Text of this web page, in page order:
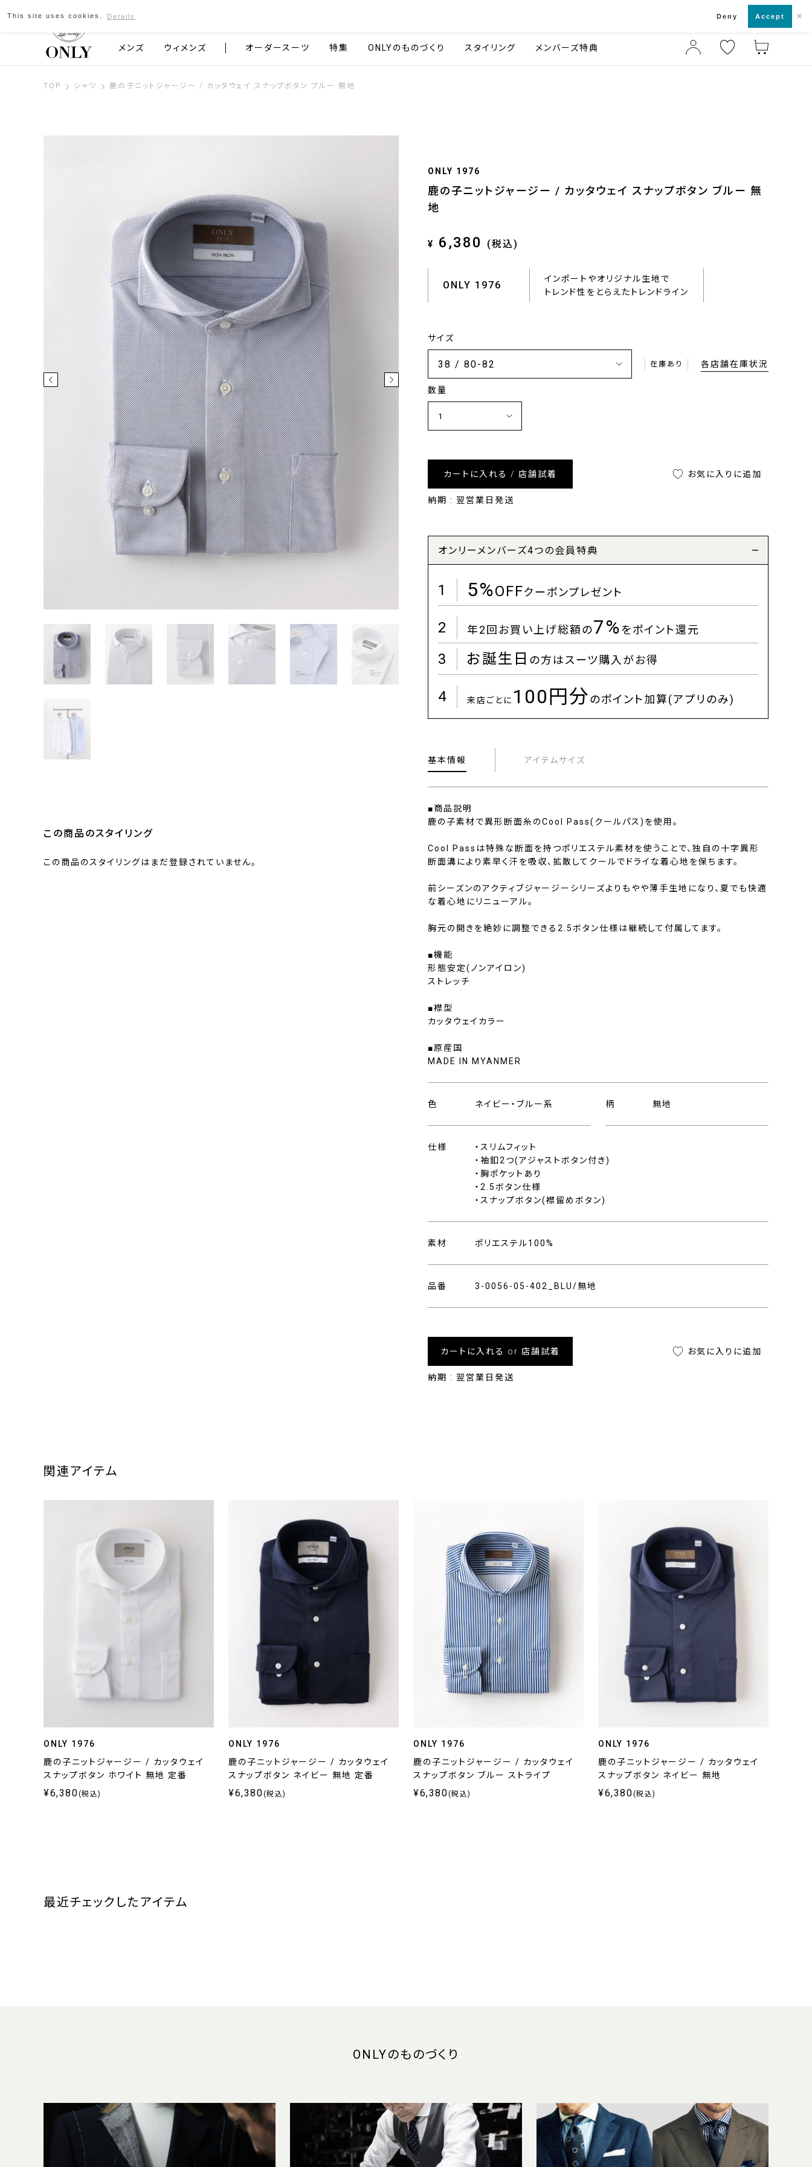
京都発のスーツブランド ONLY
メンズ ウィメンズ オーダースーツ 特集 ONLYのものづくり スタイリング メンバーズ特典
TOP シャツ 鹿の子ニットジャージー / カッタウェイ スナップボタン ブルー 無地
ONLY 1976
鹿の子ニットジャージー / カッタウェイ スナップボタン ブルー 無
地
¥ 6,380 (税込)
ONLY 1976
インポートやオリジナル生地で
トレンド性をとらえたトレンドライン
サイズ
在庫あり 各店舗在庫状況
数量
カートに入れる / 店舗試着
納期 : 翌営業日発送
お気に入りに追加
オンリーメンバーズ4つの会員特典
1 5%OFFクーポンプレゼント
2 年2回お買い上げ総額の7%をポイント還元
3 お誕生日 の方はスーツ購入がお得
4 来店ごとに 100円分のポイント加算(アプリのみ)
基本情報 アイテムサイズ
■商品説明
鹿の子素材で異形断面糸のCool Pass(クールパス)を使用。
Cool Passは特殊な断面を持つポリエステル素材を使うことで、独自の十字異形
断面溝により素早く汗を吸収、拡散してクールでドライな着心地を保ちます。
前シーズンのアクティブジャージーシリーズよりもやや薄手生地になり、夏でも快適
な着心地にリニューアル。
胸元の開きを絶妙に調整できる2.5ボタン仕様は継続して付属してます。
■機能
形態安定(ノンアイロン)
ストレッチ
■襟型
カッタウェイカラー
■原産国
MADE IN MYANMER
色 ネイビー・ブルー系 柄 無地
仕様
・スリムフィット
・袖釦2つ(アジャストボタン付き)
・胸ポケットあり
・2.5ボタン仕様
・スナップボタン(襟留めボタン)
素材 ポリエステル100%
品番 3-0056-05-402_BLU/無地
カートに入れる or 店舗試着
納期 : 翌営業日発送
お気に入りに追加
この商品のスタイリング
この商品のスタイリングはまだ登録されていません。
関連アイテム
ONLY 1976
鹿の子ニットジャージー / カッタウェイ
スナップボタン ホワイト 無地 定番
¥6,380(税込)
ONLY 1976
鹿の子ニットジャージー / カッタウェイ
スナップボタン ネイビー 無地 定番
¥6,380(税込)
ONLY 1976
鹿の子ニットジャージー / カッタウェイ
スナップボタン ブルー ストライプ
¥6,380(税込)
ONLY 1976
鹿の子ニットジャージー / カッタウェイ
スナップボタン ネイビー 無地
¥6,380(税込)
最近チェックしたアイテム
ONLYのものづくり
This site uses cookies. Details Deny Accept ×